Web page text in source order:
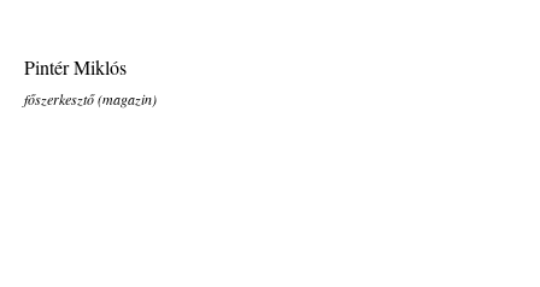
Pintér Miklós
főszerkesztő (magazin)